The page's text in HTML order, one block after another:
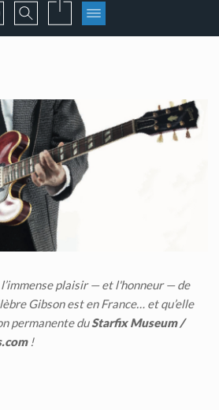
l’immense plaisir — et l'honneur — de
Gibson est en France… et qu’elle
permanente duStarfix Museum/
!